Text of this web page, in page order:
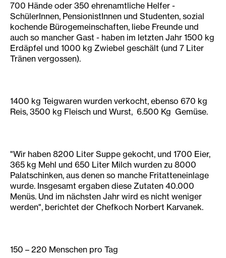
700 Hände oder 350 ehrenamtliche Helfer -
SchülerInnen, PensionistInnen und Studenten, sozial
kochende Bürogemeinschaften, liebe Freunde und
auch so mancher Gast - haben im letzten Jahr 1500 kg
Erdäpfel und 1000 kg Zwiebel geschält (und 7 Liter
Tränen vergossen).
1400 kg Teigwaren wurden verkocht, ebenso 670 kg
Reis, 3500 kg Fleisch und Wurst, 6.500 Kg Gemüse.
"Wir haben 8200 Liter Suppe gekocht, und 1700 Eier,
365 kg Mehl und 650 Liter Milch wurden zu 8000
Palatschinken, aus denen so manche Fritatteneinlage
wurde. Insgesamt ergaben diese Zutaten 40.000
Menüs. Und im nächsten Jahr wird es nicht weniger
werden", berichtet der Chefkoch Norbert Karvanek.
150 – 220 Menschen pro Tag